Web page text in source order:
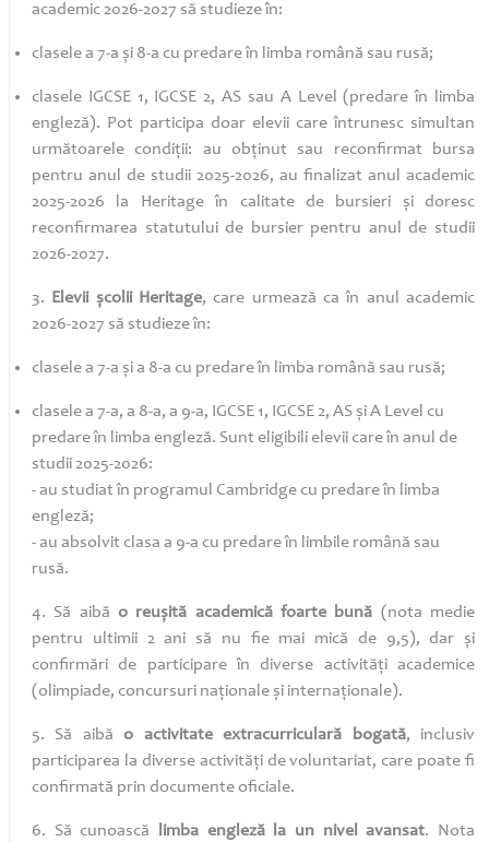
academic 2026-2027 să studieze în:
clasele a 7-a și 8-a cu predare în limba română sau rusă;
clasele IGCSE 1, IGCSE 2, AS sau A Level (predare în limba
engleză). Pot participa doar elevii care întrunesc simultan
următoarele condiții: au obținut sau reconfirmat bursa
pentru anul de studii 2025-2026, au finalizat anul academic
2025-2026 la Heritage în calitate de bursieri și doresc
reconfirmarea statutului de bursier pentru anul de studii
2026-2027.
3. Elevii școlii Heritage, care urmează ca în anul academic
2026-2027 să studieze în:
clasele a 7-a și a 8-a cu predare în limba română sau rusă;
clasele a 7-a, a 8-a, a 9-a, IGCSE 1, IGCSE 2, AS și A Level cu
predare în limba engleză. Sunt eligibili elevii care în anul de
studii 2025-2026:
- au studiat în programul Cambridge cu predare în limba
engleză;
- au absolvit clasa a 9-a cu predare în limbile română sau
rusă.
4. Să aibă o reușită academică foarte bună (nota medie
pentru ultimii 2 ani să nu fie mai mică de 9,5), dar și
confirmări de participare în diverse activități academice
(olimpiade, concursuri naționale și internaționale).
5. Să aibăo activitate extracurriculară bogată, inclusiv
participarea la diverse activități de voluntariat, care poate fi
confirmată prin documente oficiale.
6. Să cunoască limba engleză la un nivel avansat. Nota